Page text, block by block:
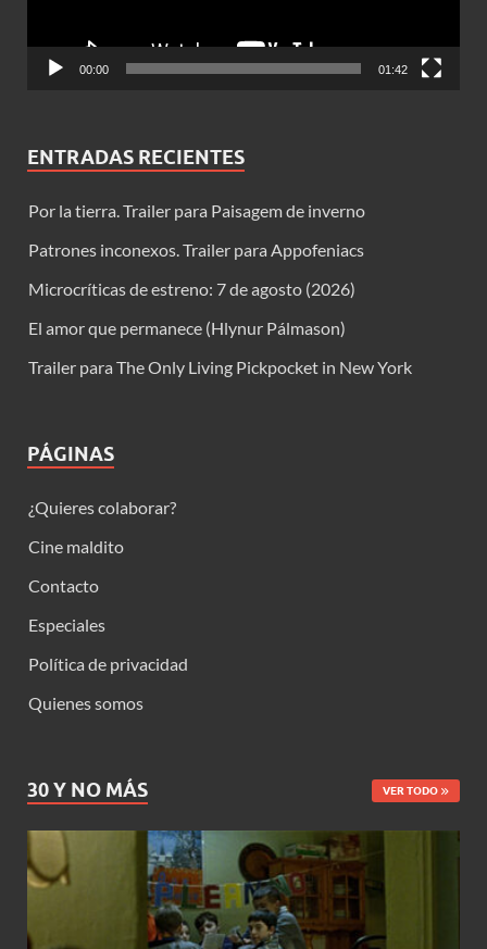
00:00 01:42
ENTRADAS RECIENTES
Por la tierra. Trailer para Paisagem de inverno
Patrones inconexos. Trailer para Appofeniacs
Microcríticas de estreno: 7 de agosto (2026)
El amor que permanece (Hlynur Pálmason)
Trailer para The Only Living Pickpocket in New York
PÁGINAS
¿Quieres colaborar?
Cine maldito
Contacto
Especiales
Política de privacidad
Quienes somos
30 Y NO MÁS VER TODO